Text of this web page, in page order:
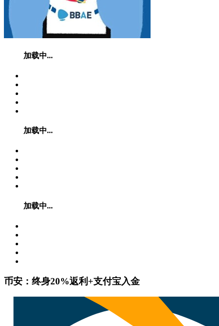
加载中...
加载中...
加载中...
币安：终身20%返利+支付宝入金